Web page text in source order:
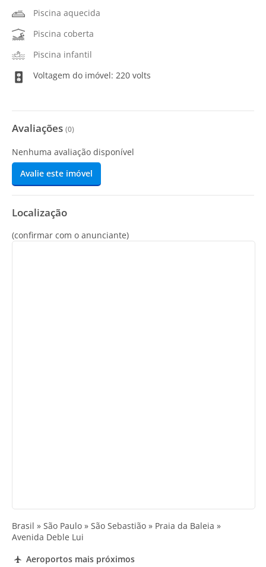
Piscina aquecida
Piscina coberta
Piscina infantil
Voltagem do imóvel: 220 volts
Avaliações (0)
Nenhuma avaliação disponível
Avalie este imóvel
Localização
(confirmar com o anunciante)
Brasil » São Paulo » São Sebastião » Praia da Baleia »
Avenida Deble Lui
Aeroportos mais próximos